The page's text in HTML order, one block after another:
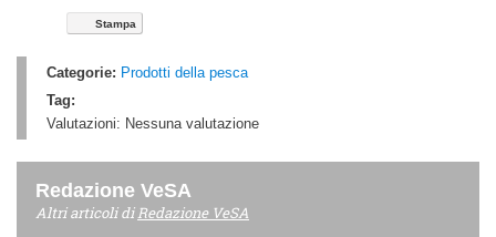
Stampa
Categorie: Prodotti della pesca
Tag:
Valutazioni: Nessuna valutazione
Redazione VeSA
Altri articoli diRedazione VeSA